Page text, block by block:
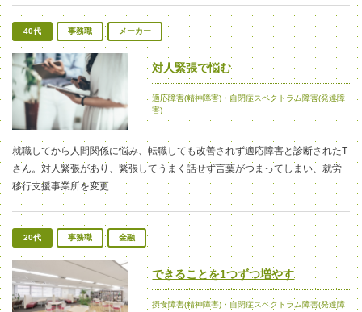
40代 事務職 メーカー
対人緊張で悩む
適応障害(精神障害)・自閉症スペクトラム障害(発達障
害)
就職してから人間関係に悩み、転職しても改善されず適応障害と診断されたT
さん。対人緊張があり、緊張してうまく話せず言葉がつまってしまい、就労
移行支援事業所を変更……
20代 事務職 金融
できることを1つずつ増やす
摂食障害(精神障害)・自閉症スペクトラム障害(発達障